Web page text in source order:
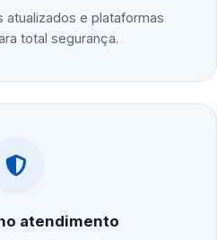
atualizados e plataformas
total segurança.
atendimento